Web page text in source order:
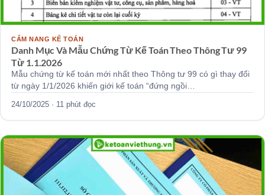
CẨM NANG KẾ TOÁN
Danh Mục Và Mẫu Chứng Từ Kế Toán Theo Thông Tư 99
Từ 1.1.2026
Mẫu chứng từ kế toán mới nhất theo Thông tư 99 có gì thay đổi
từ ngày 1/1/2026 khiến giới kế toán “đứng ngồi…
24/10/2025 · 11 phút đọc